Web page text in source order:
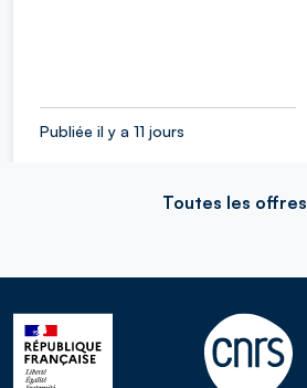
Publiée il y a 11 jours
Toutes les offres